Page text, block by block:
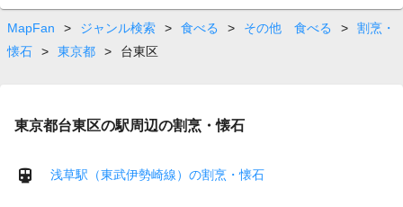
on
page
MapFan > ジャンル検索 > 食べる > その他 食べる >
割烹・
懐石
> 東京都 > 台東区
東京都台東区の駅周辺の割烹・懐石
浅草駅（東武伊勢崎線）の割烹・懐石